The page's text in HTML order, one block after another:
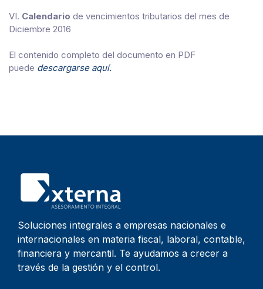
VI. Calendario de vencimientos tributarios del mes de
Diciembre 2016
El contenido completo del documento en PDF
puede descargarse aquí.
Soluciones integrales a empresas nacionales e
internacionales en materia fiscal, laboral, contable,
financiera y mercantil. Te ayudamos a crecer a
través de la gestión y el control.